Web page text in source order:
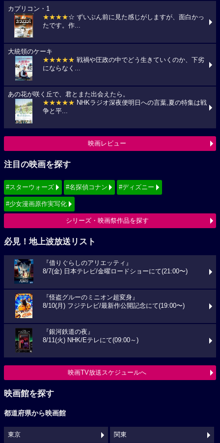
カプリコン・1
★★★★☆ ずいぶん前に見た感じがしますが、面白かっ
たです。作...
大統領のケーキ
★★★★★ 戦禍や圧政の中でどう生きていくのか、下劣
にならなく...
あの花が咲く丘で、君とまた出会えたら。
★★★★★ NHKラジオ深夜便明日への言葉,夏の特集は戦
争と平...
映画レビュー
注目の映画を探す
#スターウォーズ #名探偵コナン #ディズニー
#少女漫画原作実写化
シリーズ・映画祭作品を探す
必見！地上波放送リスト
『借りぐらしのアリエッティ』
8/7(金) 日本テレビ/金曜ロードショーにて(21:00〜)
『怪盗グルーのミニオン超変身』
8/10(月) フジテレビ/最新作公開記念にて(19:00〜)
『銀河鉄道の夜』
8/11(火) NHK/Eテレにて(09:00～)
映画TV放送スケジュールへ
映画館を探す
都道府県から映画館
東京 関東